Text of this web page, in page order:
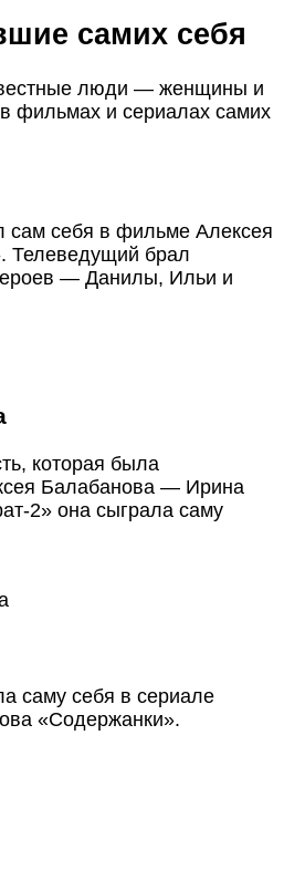
самих себя
люди — женщины и
фильмах и сериалах самих
сам себя в фильме Алексея
Телеведущий брал
— Данилы, Ильи и
которая была
Балабанова — Ирина
2» она сыграла саму
саму себя в сериале
«Содержанки».